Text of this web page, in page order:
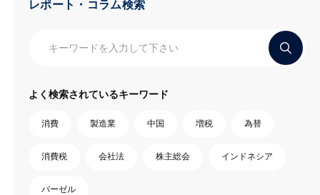
レポート・コラム検索
よく検索されているキーワード
消費 製造業 中国 増税 為替
消費税 会社法 株主総会 インドネシア
バーゼル